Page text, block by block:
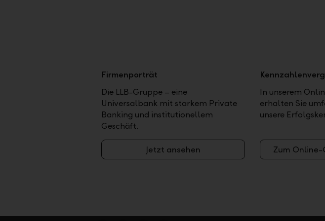
Firmenporträt
Die LLB-Gruppe – eine
Universalbank mit starkem Private
Banking und institutionellem
Geschäft.
Jetzt ansehen
In unserem
erhalten Sie
unsere
Zum